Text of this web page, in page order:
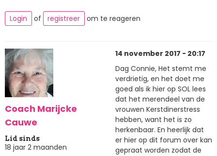
Login of registreer om te reageren
Coach Marijcke
Cauwe
Lid sinds
18 jaar 2 maanden
14 november 2017 - 20:17
Dag Connie, Het stemt me
verdrietig, en het doet me
goed als ik hier op SOL lees
dat het merendeel van de
vrouwen Kerstdinerstress
hebben, want het is zo
herkenbaar. En heerlijk dat
er hier op dit forum over kan
gepraat worden zodat de